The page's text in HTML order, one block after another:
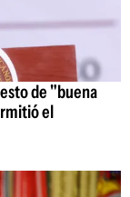
de "buena
el